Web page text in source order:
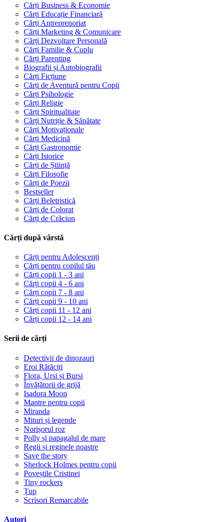
Cărți Business & Economie
Cărți Educație Financiară
Cărți Antreprenoriat
Cărți Marketing & Comunicare
Cărți Dezvoltare Personală
Cărți Familie & Cuplu
Cărți Parenting
Biografii și Autobiografii
Cărți Ficțiune
Cărți de Aventură pentru Copii
Cărți Psihologie
Cărți Religie
Cărți Spiritualitate
Cărți Nutriție & Sănătate
Cărți Motivaționale
Cărți Medicină
Cărți Gastronomie
Cărți Istorice
Cărți de Știință
Cărți Filosofie
Cărți de Poezii
Bestseller
Cărți Beletristică
Cărți de Colorat
Cărți de Crăciun
Cărți după vârstă
Cărți pentru Adolescenți
Cărți pentru copilul tău
Cărți copii 1 - 3 ani
Cărți copii 4 - 6 ani
Cărți copii 7 - 8 ani
Cărți copii 9 - 10 ani
Cărți copii 11 - 12 ani
Cărți copii 12 - 14 ani
Serii de cărți
Detectivii de dinozauri
Eroi Rătăciți
Flora, Ursi și Bursi
Învățătorii de grijă
Isadora Moon
Mantre pentru copii
Miranda
Mituri și legende
Norișorul roz
Polly și papagalul de mare
Regii și reginele noastre
Save the story
Sherlock Holmes pentru copii
Poveștile Cristinei
Tiny rockers
Țup
Scrisori Remarcabile
Autori